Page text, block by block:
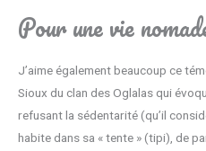
Pour une vie
J’aime également beaucoup ce
Sioux du clan des Oglalas qui
refusant la sédentarité (qu’il
habite dans sa « tente » (tipi), de